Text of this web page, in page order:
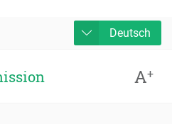
Deutsch
A+